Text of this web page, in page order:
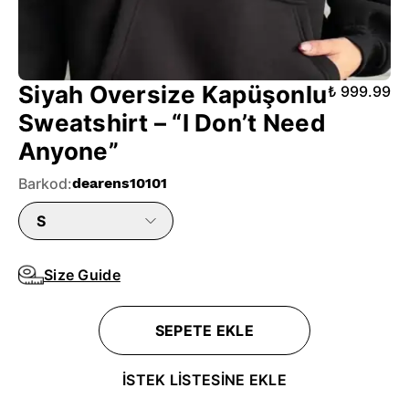
Siyah Oversize Kapüşonlu
Sweatshirt – “I Don’t Need
Anyone”
₺ 999.99
Barkod:dearens10101
S
Size Guide
SEPETE EKLE
İSTEK LİSTESİNE EKLE